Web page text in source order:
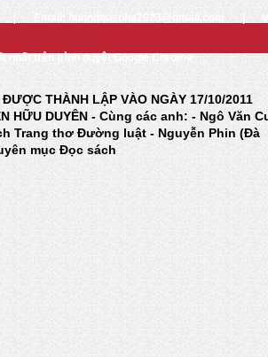
Email: huongquenha2023@gmail.com
nhất trên trình duyệt Google Chrome
THÀNH LẬP VÀO NGÀY 17/10/2011
HỮU DUYÊN - Cùng các anh: - Ngô Văn
Trang thơ Đường luật - Nguyễn Phin (Đà
mục Đọc sách